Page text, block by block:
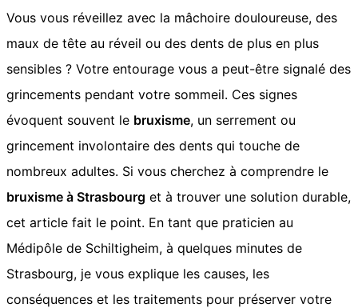
Vous vous réveillez avec la mâchoire douloureuse, des
maux de tête au réveil ou des dents de plus en plus
sensibles ? Votre entourage vous a peut-être signalé des
grincements pendant votre sommeil. Ces signes
évoquent souvent le bruxisme, un serrement ou
grincement involontaire des dents qui touche de
nombreux adultes. Si vous cherchez à comprendre le
bruxisme à Strasbourg et à trouver une solution durable,
cet article fait le point. En tant que praticien au
Médipôle de Schiltigheim, à quelques minutes de
Strasbourg, je vous explique les causes, les
conséquences et les traitements pour préserver votre